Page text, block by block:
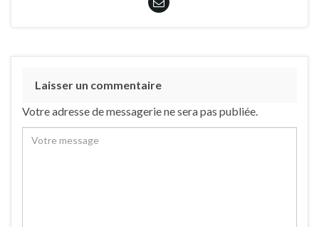
Laisser un commentaire
Votre adresse de messagerie ne sera pas publiée.